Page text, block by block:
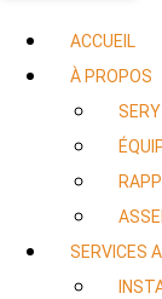
ACCUEIL
À PROPOS
SERY
SERVICES